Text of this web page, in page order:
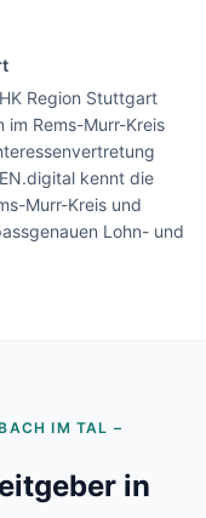
Region Stuttgart
im Rems-Murr-Kreis
kennt die
Murr-Kreis und
Lohn- und
IM TAL –
in